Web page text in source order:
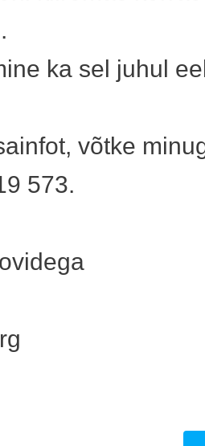
ka sel juhul
võtke
573.